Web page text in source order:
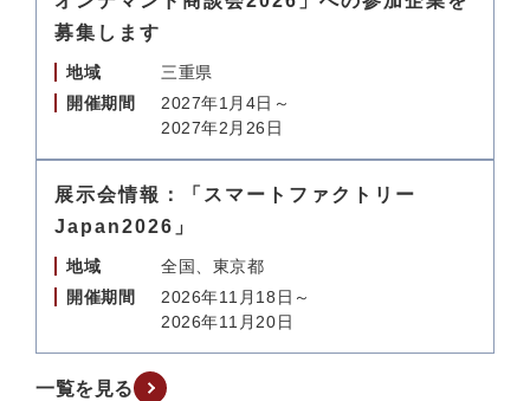
募集します
地域
三重県
開催期間
2027年1月4日～
2027年2月26日
展示会情報：「スマートファクトリー
Japan2026」
地域
全国、東京都
開催期間
2026年11月18日～
2026年11月20日
一覧を見る